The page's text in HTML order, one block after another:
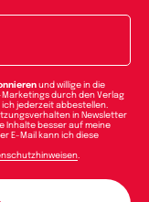
und willige in die
durch den Verlag
ich jederzeit abbestellen.
in Newsletter
Inhalte besser auf meine
E-Mail kann ich diese
.